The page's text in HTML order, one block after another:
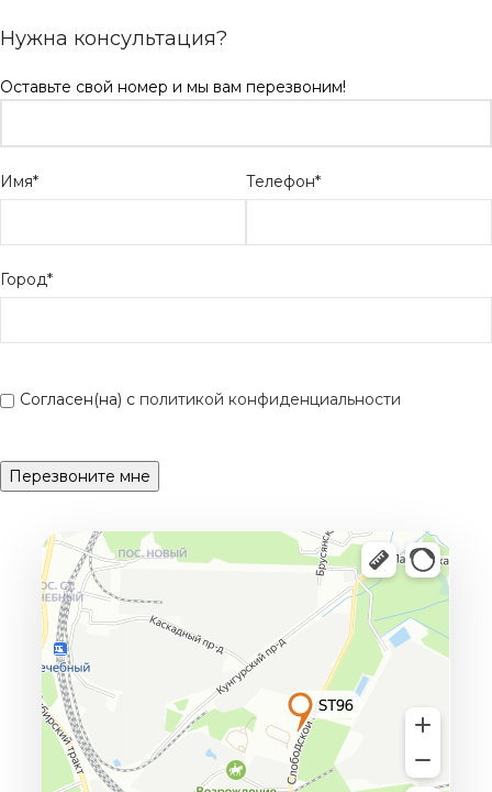
Нужна консультация?
Оставьте свой номер и мы вам перезвоним!
Имя* Телефон*
Город*
Согласен(на) с политикой конфиденциальности